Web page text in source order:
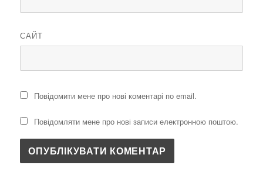
САЙТ
Повідомити мене про нові коментарі по email.
Повідомляти мене про нові записи електронною поштою.